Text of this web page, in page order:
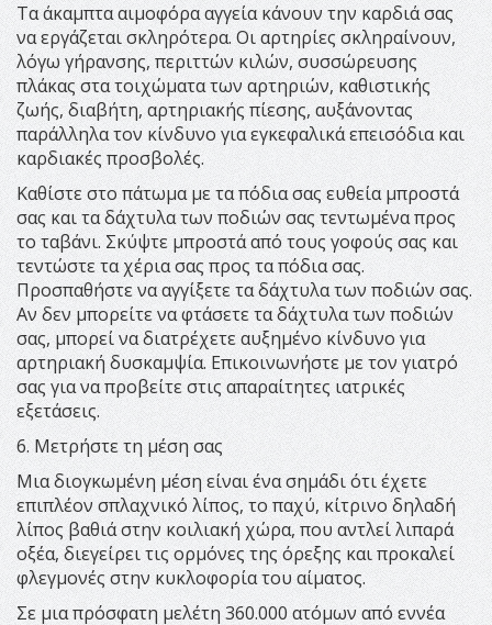
Τα άκαμπτα αιμοφόρα αγγεία κάνουν την καρδιά σας
να εργάζεται σκληρότερα. Οι αρτηρίες σκληραίνουν,
λόγω γήρανσης, περιττών κιλών, συσσώρευσης
πλάκας στα τοιχώματα των αρτηριών, καθιστικής
ζωής, διαβήτη, αρτηριακής πίεσης, αυξάνοντας
παράλληλα τον κίνδυνο για εγκεφαλικά επεισόδια και
καρδιακές προσβολές.
Καθίστε στο πάτωμα με τα πόδια σας ευθεία μπροστά
σας και τα δάχτυλα των ποδιών σας τεντωμένα προς
το ταβάνι. Σκύψτε μπροστά από τους γοφούς σας και
τεντώστε τα χέρια σας προς τα πόδια σας.
Προσπαθήστε να αγγίξετε τα δάχτυλα των ποδιών σας.
Αν δεν μπορείτε να φτάσετε τα δάχτυλα των ποδιών
σας, μπορεί να διατρέχετε αυξημένο κίνδυνο για
αρτηριακή δυσκαμψία. Επικοινωνήστε με τον γιατρό
σας για να προβείτε στις απαραίτητες ιατρικές
εξετάσεις.
6. Μετρήστε τη μέση σας
Μια διογκωμένη μέση είναι ένα σημάδι ότι έχετε
επιπλέον σπλαχνικό λίπος, το παχύ, κίτρινο δηλαδή
λίπος βαθιά στην κοιλιακή χώρα, που αντλεί λιπαρά
οξέα, διεγείρει τις ορμόνες της όρεξης και προκαλεί
φλεγμονές στην κυκλοφορία του αίματος.
Σε μια πρόσφατη μελέτη 360.000 ατόμων από εννέα